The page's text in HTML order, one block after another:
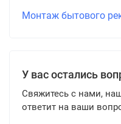
Монтаж бытового
У вас остались
Свяжитесь с нами,
ответит на ваши